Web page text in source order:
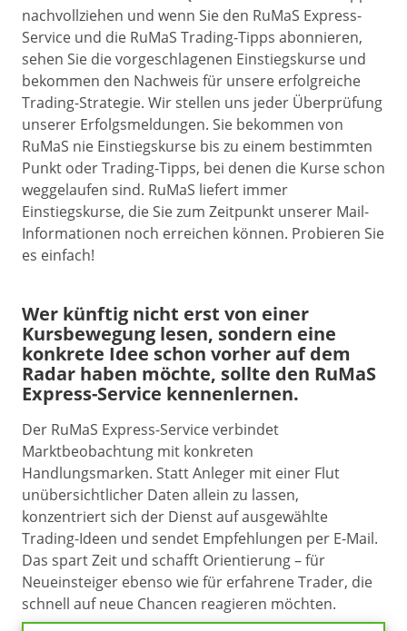
nachvollziehen und wenn Sie den RuMaS Express-
Service und die RuMaS Trading-Tipps abonnieren,
sehen Sie die vorgeschlagenen Einstiegskurse und
bekommen den Nachweis für unsere erfolgreiche
Trading-Strategie. Wir stellen uns jeder Überprüfung
unserer Erfolgsmeldungen. Sie bekommen von
RuMaS nie Einstiegskurse bis zu einem bestimmten
Punkt oder Trading-Tipps, bei denen die Kurse schon
weggelaufen sind. RuMaS liefert immer
Einstiegskurse, die Sie zum Zeitpunkt unserer Mail-
Informationen noch erreichen können. Probieren Sie
es einfach!
Wer künftig nicht erst von einer
Kursbewegung lesen, sondern eine
konkrete Idee schon vorher auf dem
Radar haben möchte, sollte den RuMaS
Express-Service kennenlernen.
Der RuMaS Express-Service verbindet
Marktbeobachtung mit konkreten
Handlungsmarken. Statt Anleger mit einer Flut
unübersichtlicher Daten allein zu lassen,
konzentriert sich der Dienst auf ausgewählte
Trading-Ideen und sendet Empfehlungen per E-Mail.
Das spart Zeit und schafft Orientierung – für
Neueinsteiger ebenso wie für erfahrene Trader, die
schnell auf neue Chancen reagieren möchten.